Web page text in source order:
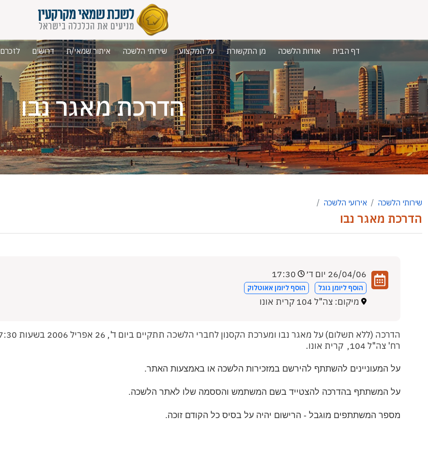
דף הבית אודות הלשכה מן התקשורת על המקצוע שירותי הלשכה איתור שמאי/ת דרושים לזכרם
הדרכת מאגר נבו
שירותי הלשכה אירועי הלשכה
הדרכת מאגר נבו
26/04/06 יום ד׳
הוסף ליומן גוגל הוסף ליומן אאוטלוק
מיקום: צה"ל 104 קרית אונו
רח' צה"ל 104, קרית אונו.
על המעוניינים להשתתף להירשם במזכירות הלשכה או באמצעות האתר.
על המשתתף בהדרכה להצטייד בשם המשתמש והססמה שלו לאתר הלשכה.
מספר המשתתפים מוגבל - הרישום יהיה על בסיס כל הקודם זוכה.